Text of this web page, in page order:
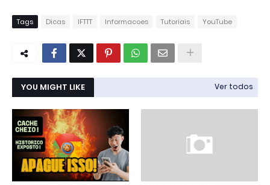
Tags Dicas IFTTT Informacoes Tutoriais YouTube
YOU MIGHT LIKE Ver todos